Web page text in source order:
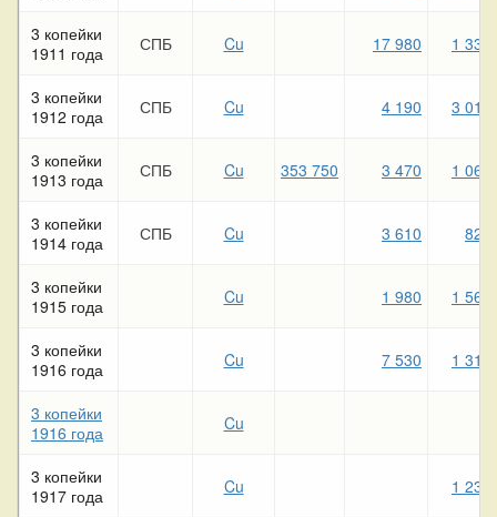
3 копейки
1911 года
СПБ Cu 17 980 1 330
3 копейки
1912 года
СПБ Cu 4 190 3 010
3 копейки
1913 года
СПБ Cu 353 750 3 470 1 060
3 копейки
1914 года
СПБ Cu 3 610 820
3 копейки
1915 года
Cu 1 980 1 560
3 копейки
1916 года
Cu 7 530 1 310
3 копейки
1916 года
Cu
3 копейки
1917 года
Cu 1 230